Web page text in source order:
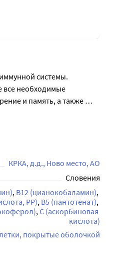
системы.
все необходимые
и память, а также
физической и
КРКА, д.д., Ново место, АО
Словения
В12 (цианокобаламин)
РР) В5 (пантотенат)
С (аскорбиновая
кислота)
покрытые оболочкой